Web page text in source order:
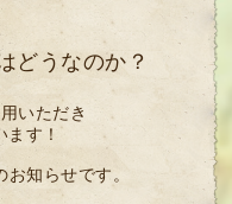
どうなのか？
いただき
す！
知らせです。